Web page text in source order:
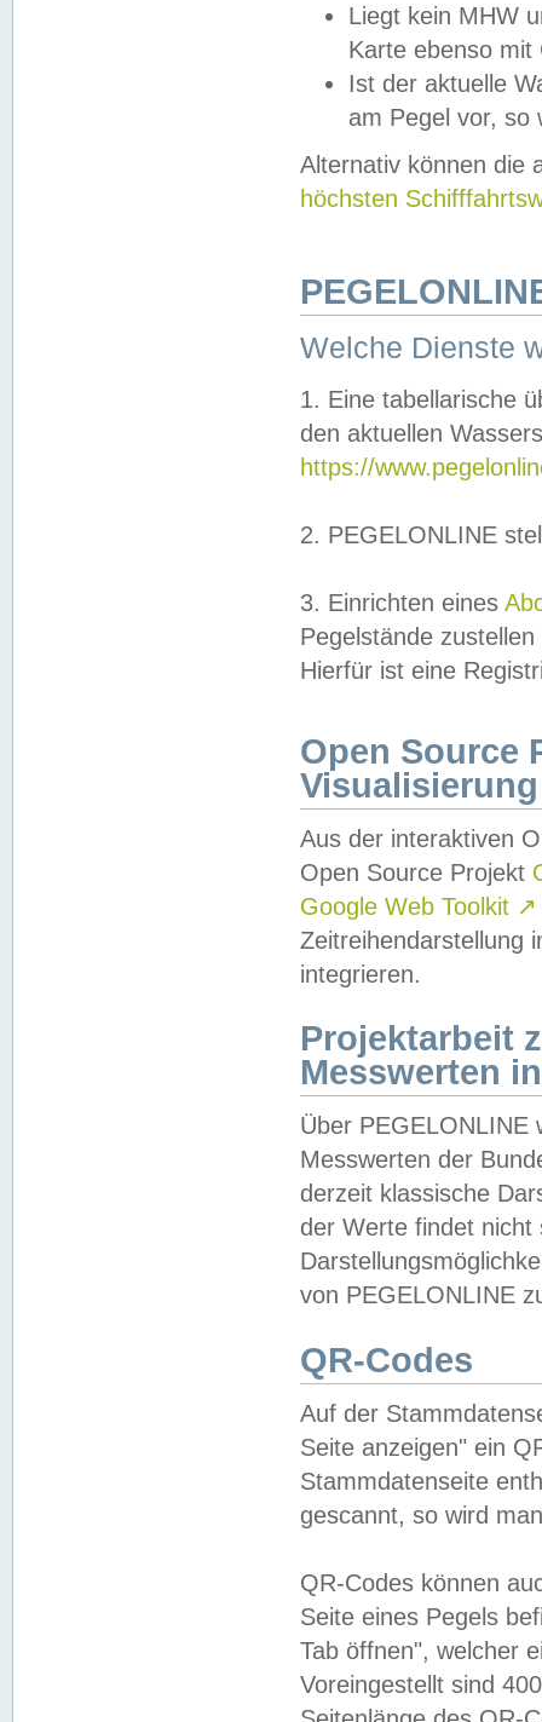
Liegt kein MHW
Karte ebenso mit
Ist der aktuelle
am Pegel vor,
Alternativ können die
höchsten
Welche Dienste
1. Eine tabellarische
den aktuellen
https://
2. PEGELONLINE
3. Einrichten eines
Pegelstände
Hierfür ist eine
Open Source
Visualisierung
Aus der interaktiven
Open Source Projekt
Google Web Toolkit ↗
Zeitreihendarstellung
integrieren.
Projektarbeit
Messwerten
Über PEGELONLINE
Messwerten der
derzeit klassische
der Werte findet
von PEGELONLINE
QR-Codes
Auf der
Seite anzeigen" ein
Stammdatenseite
gescannt, so wird
QR-Codes können
Seite eines Pegels
Tab öffnen", welcher
Voreingestellt sind